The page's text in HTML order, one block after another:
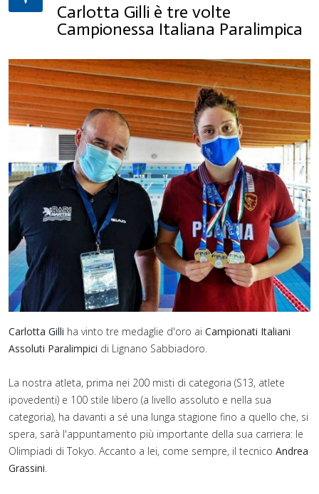
Carlotta Gilli è tre volte
Campionessa Italiana Paralimpica
Carlotta Gilli ha vinto tre medaglie d'oro ai Campionati Italiani
Assoluti Paralimpici di Lignano Sabbiadoro.
La nostra atleta, prima nei 200 misti di categoria (S13, atlete
ipovedenti) e 100 stile libero (a livello assoluto e nella sua
categoria), ha davanti a sé una lunga stagione fino a quello che, si
spera, sarà l'appuntamento più importante della sua carriera: le
Olimpiadi di Tokyo. Accanto a lei, come sempre, il tecnico Andrea
Grassini.⁣